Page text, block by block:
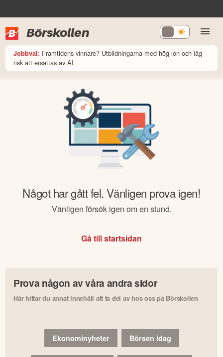
Börskollen
Jobbval: Framtidens vinnare? Utbildningarna med hög lön och låg
risk att ersättas av AI
Något har gått fel. Vänligen prova igen!
Vänligen försök igen om en stund.
Gå till startsidan
Prova någon av våra andra sidor
Här hittar du annat innehåll att ta del av hos oss på Börskollen
Ekonominyheter Börsen idag